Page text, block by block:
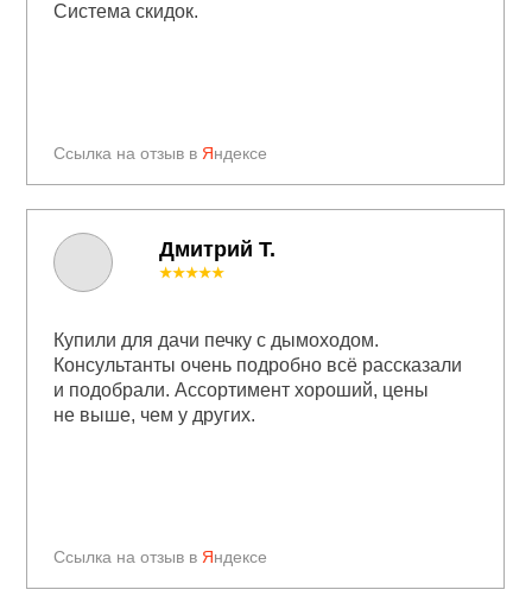
Ссылка на отзыв в Яндексе
Система скидок.
Ссылка на отзыв в Яндексе
★★★★★
Купили для дачи печку с дымоходом.
Консультанты очень подробно всё рассказали
и подобрали. Ассортимент хороший, цены
не выше, чем у других.
Дмитрий Т.